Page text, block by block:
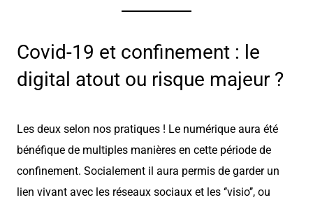
Covid-19 et confinement : le
digital atout ou risque majeur ?
Les deux selon nos pratiques ! Le numérique aura été
bénéfique de multiples manières en cette période de
confinement. Socialement il aura permis de garder un
lien vivant avec les réseaux sociaux et les ‘’visio’’, ou